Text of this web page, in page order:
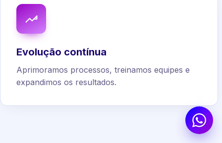
Evolução contínua
Aprimoramos processos, treinamos equipes e
expandimos os resultados.